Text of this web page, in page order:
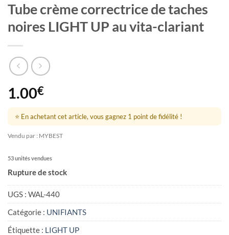
Tube crème correctrice de taches
noires LIGHT UP au vita-clariant
1.00€
⭐ En achetant cet article, vous gagnez 1 point de fidélité !
Vendu par : MYBEST
53 unités vendues
Rupture de stock
UGS : WAL-440
Catégorie : UNIFIANTS
Étiquette : LIGHT UP